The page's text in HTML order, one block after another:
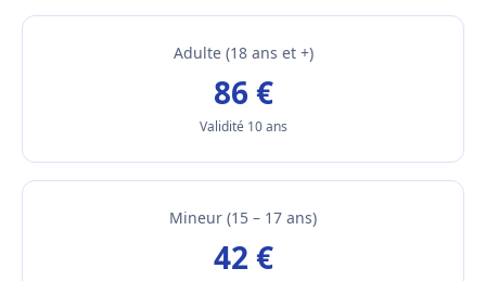
Adulte (18 ans et +)
86 €
Validité 10 ans
Mineur (15 – 17 ans)
42 €